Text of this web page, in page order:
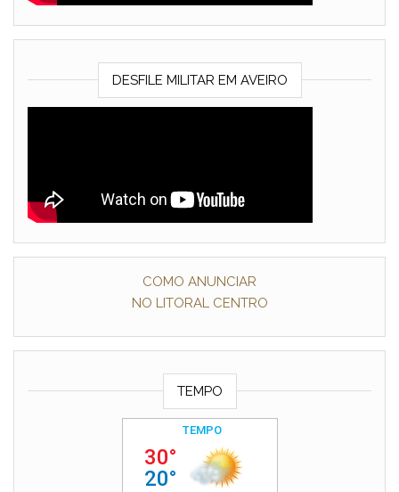
DESFILE MILITAR EM AVEIRO
COMO ANUNCIAR
NO LITORAL CENTRO
TEMPO